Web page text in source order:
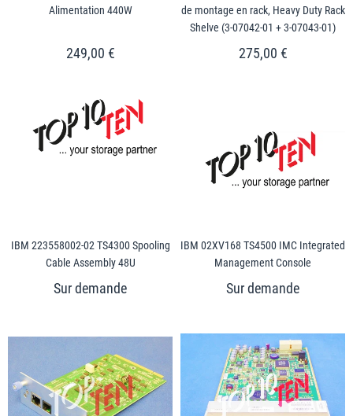
Alimentation 440W
249,00 €
de montage en rack, Heavy Duty Rack
Shelve (3-07042-01 + 3-07043-01)
275,00 €
IBM 223558002-02 TS4300 Spooling
Cable Assembly 48U
IBM 02XV168 TS4500 IMC Integrated
Management Console